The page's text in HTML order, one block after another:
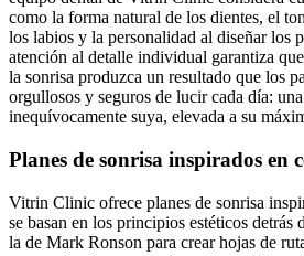
como la forma natural de los dientes, el
los labios y la personalidad al diseñar los
atención al detalle individual garantiza
la sonrisa produzca un resultado que los
orgullosos y seguros de lucir cada día:
inequívocamente suya, elevada a su
Planes de sonrisa inspirados en
Vitrin Clinic ofrece planes de sonrisa
se basan en los principios estéticos detrás
la de Mark Ronson para crear hojas de